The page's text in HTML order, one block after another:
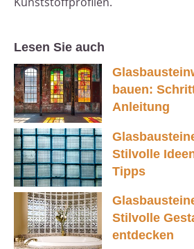
Lesen Sie auch
bauen:
Anleitung
Stilvolle
Tipps
Stilvolle
entdecken